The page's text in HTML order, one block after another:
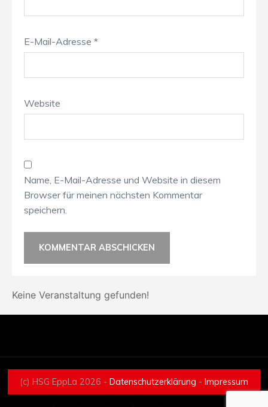
E-Mail-Adresse *
Website
Name, E-Mail-Adresse und Website in diesem
Browser für meinen nächsten Kommentar
speichern.
Keine Veranstaltung gefunden!
(c) HSG EppLa 2026 - Datenschutzerklärung - Impressum